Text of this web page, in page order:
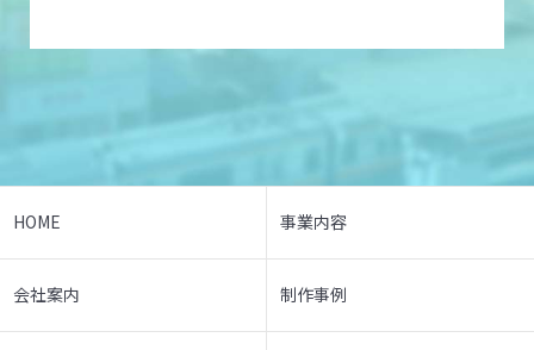
HOME 事業内容
会社案内 制作事例